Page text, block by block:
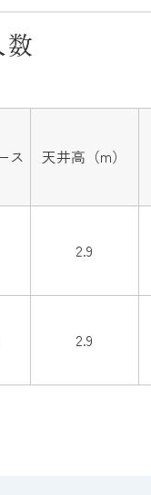
ス 天井高（m）
2.9
2.9